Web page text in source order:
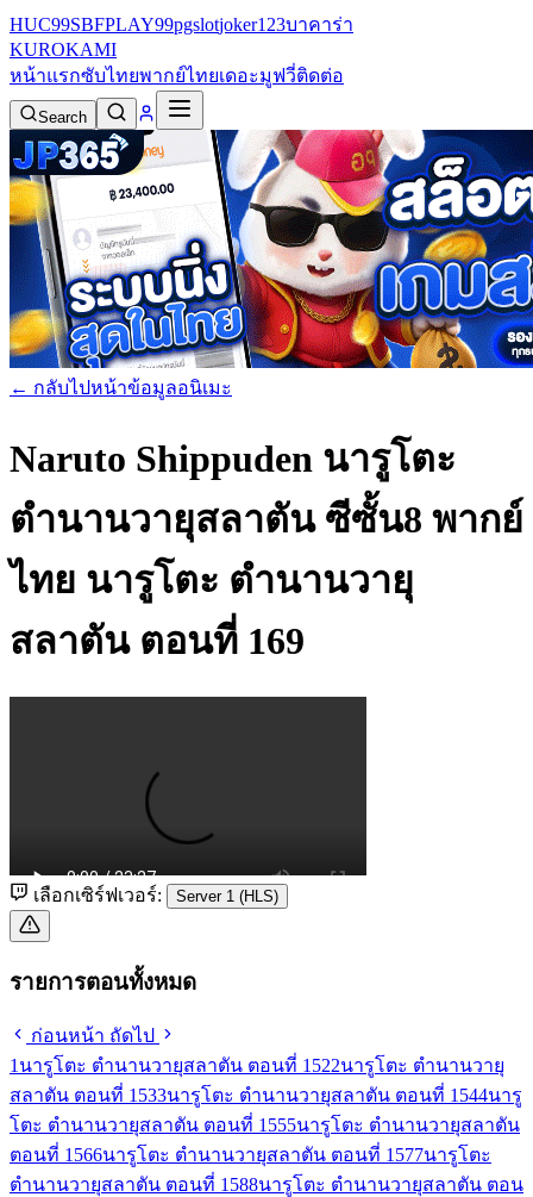
HUC99SBFPLAY99pgslotjoker123บาคาร่า
KUROKAMI
หน้าแรกซับไทยพากย์ไทยเดอะมูฟวี่ติดต่อ
Search
← กลับไปหน้าข้อมูลอนิเมะ
Naruto Shippuden นารูโตะ
ตำนานวายุสลาตัน ซีซั้น8 พากย์
ไทย นารูโตะ ตำนานวายุ
สลาตัน ตอนที่ 169
เลือกเซิร์ฟเวอร์: Server 1 (HLS)
รายการตอนทั้งหมด
ก่อนหน้า ถัดไป
1 นารูโตะ ตำนานวายุสลาตัน ตอนที่ 1522นารูโตะ ตำนานวายุ
สลาตัน ตอนที่ 1533นารูโตะ ตำนานวายุสลาตัน ตอนที่ 1544นารู
โตะ ตำนานวายุสลาตัน ตอนที่ 1555นารูโตะ ตำนานวายุสลาตัน
ตอนที่ 1566นารูโตะ ตำนานวายุสลาตัน ตอนที่ 1577นารูโตะ
ตำนานวายุสลาตัน ตอนที่ 1588นารูโตะ ตำนานวายุสลาตัน ตอน